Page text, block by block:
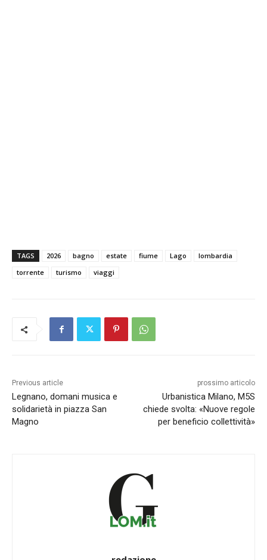
TAGS 2026 bagno estate fiume Lago
lombardia
torrente
turismo viaggi
Previous article
Legnano, domani musica e
solidarietà in piazza San
Magno
prossimo articolo
Urbanistica Milano, M5S
chiede svolta: «Nuove regole
per beneficio collettività»